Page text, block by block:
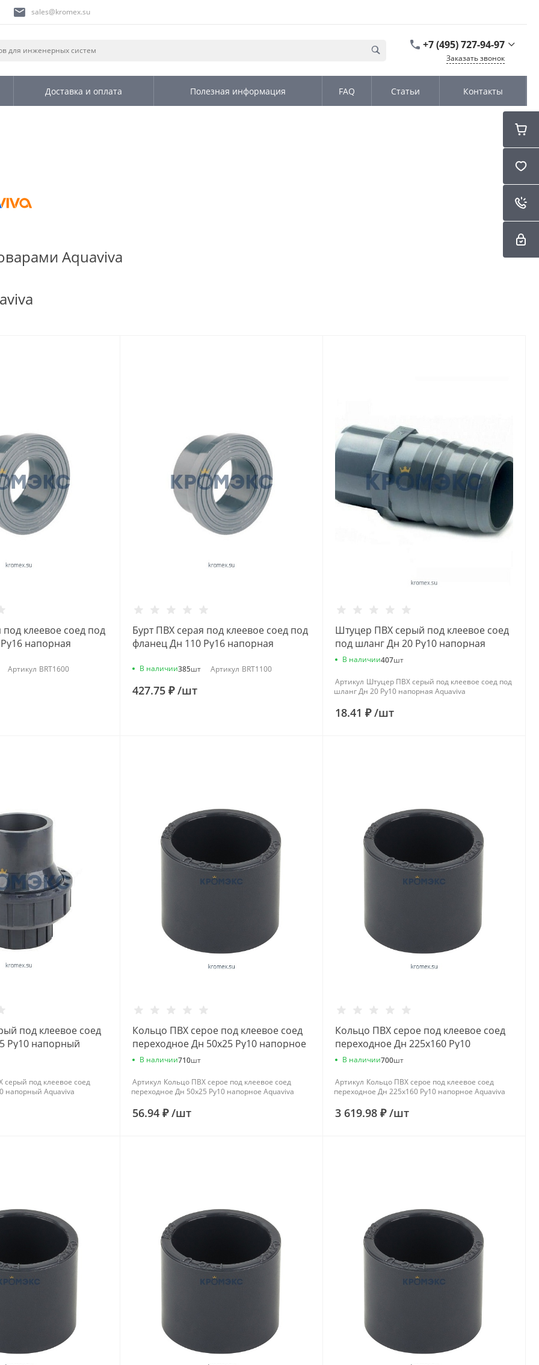
sales@kromex.su
+7 (495) 727-94-97
Заказать звонок
Доставка и оплата Полезная информация FAQ Статьи Контакты
Aquaviva
под клеевое соед под
напорная
Артикул BRT1600
Бурт ПВХ серая под клеевое соед под
фланец Дн 110 Ру16 напорная
В наличии385шт Артикул BRT1100
427.75 ₽/шт
Штуцер ПВХ серый под клеевое соед
под шланг Дн 20 Ру10 напорная
Aquaviva
В наличии407шт
Артикул Штуцер ПВХ серый под клеевое соед под
шланг Дн 20 Ру10 напорная Aquaviva
18.41 ₽/шт
под клеевое соед
Ру10 напорный
серый под клеевое соед
напорный Aquaviva
Кольцо ПВХ серое под клеевое соед
переходное Дн 50х25 Ру10 напорное
Aquaviva
В наличии710шт
Артикул Кольцо ПВХ серое под клеевое соед
переходное Дн 50х25 Ру10 напорное Aquaviva
56.94 ₽/шт
Кольцо ПВХ серое под клеевое соед
переходное Дн 225х160 Ру10
напорное Aquaviva
В наличии700шт
Артикул Кольцо ПВХ серое под клеевое соед
переходное Дн 225х160 Ру10 напорное Aquaviva
3 619.98 ₽/шт